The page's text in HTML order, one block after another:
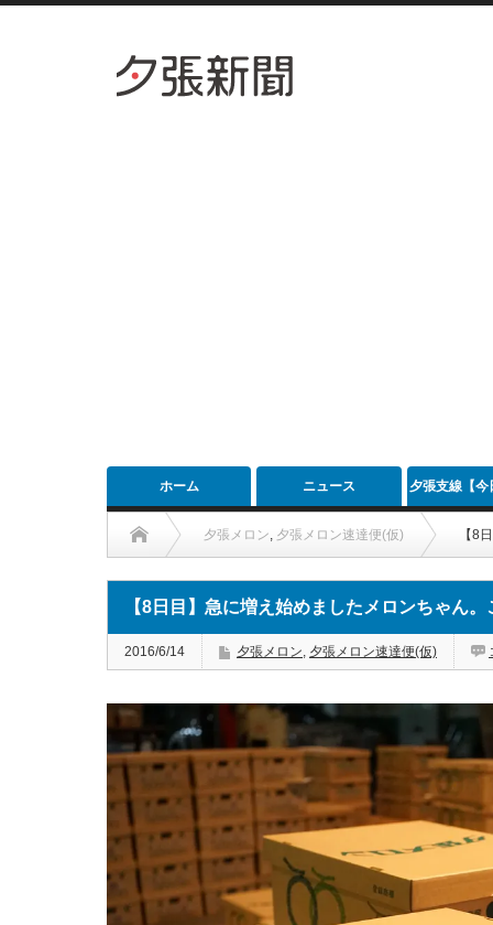
ホーム ニュース 夕張支線【今
夕張メロン, 夕張メロン速達便(仮) 【8
【8日目】急に増え始めましたメロンちゃん
2016/6/14 夕張メロン, 夕張メロン速達便(仮)